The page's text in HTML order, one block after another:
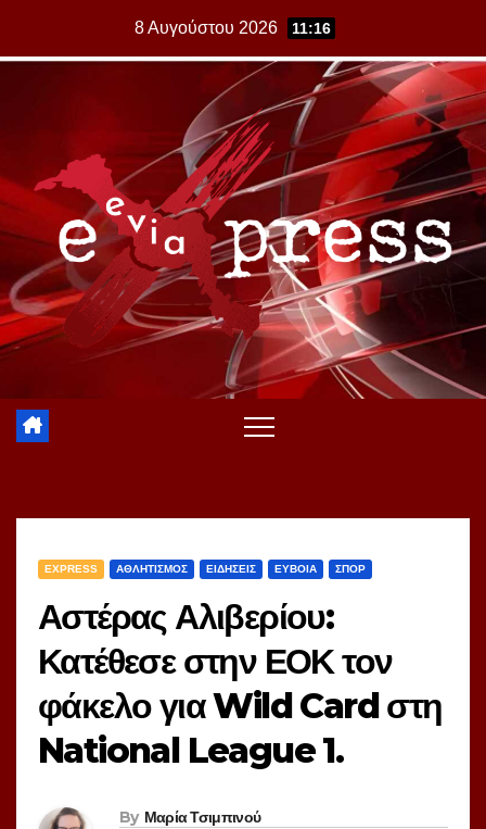
8 Αυγούστου 2026 11:16
EXPRESS ΑΘΛΗΤΙΣΜΟΣ ΕΙΔΗΣΕΙΣ ΕΥΒΟΙΑ ΣΠΟΡ
Αστέρας Αλιβερίου:
Κατέθεσε στην ΕΟΚ τον
φάκελο για Wild Card στη
National League 1.
By Μαρία Τσιμπινού